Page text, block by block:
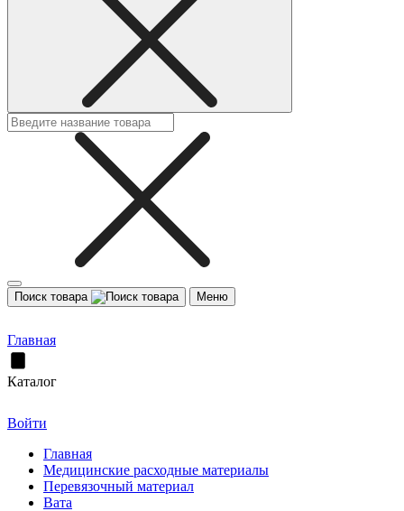
Поиск товара Меню
Главная
Каталог
Войти
Главная
Медицинские расходные материалы
Перевязочный материал
Вата